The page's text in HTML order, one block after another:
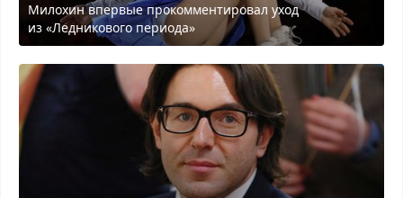
Милохин впервые прокомментировал уход
из «Ледникового периода»